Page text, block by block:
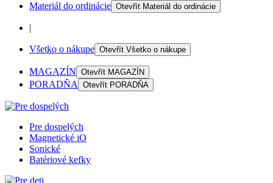
Materiál do ordinácie Otevřít Materiál do ordinácie
|
Všetko o nákupe Otevřít Všetko o nákupe
MAGAZÍN Otevřít MAGAZÍN
PORADŇA Otevřít PORADŇA
Pre dospelých
Magnetické iO
Sonické
Batériové kefky